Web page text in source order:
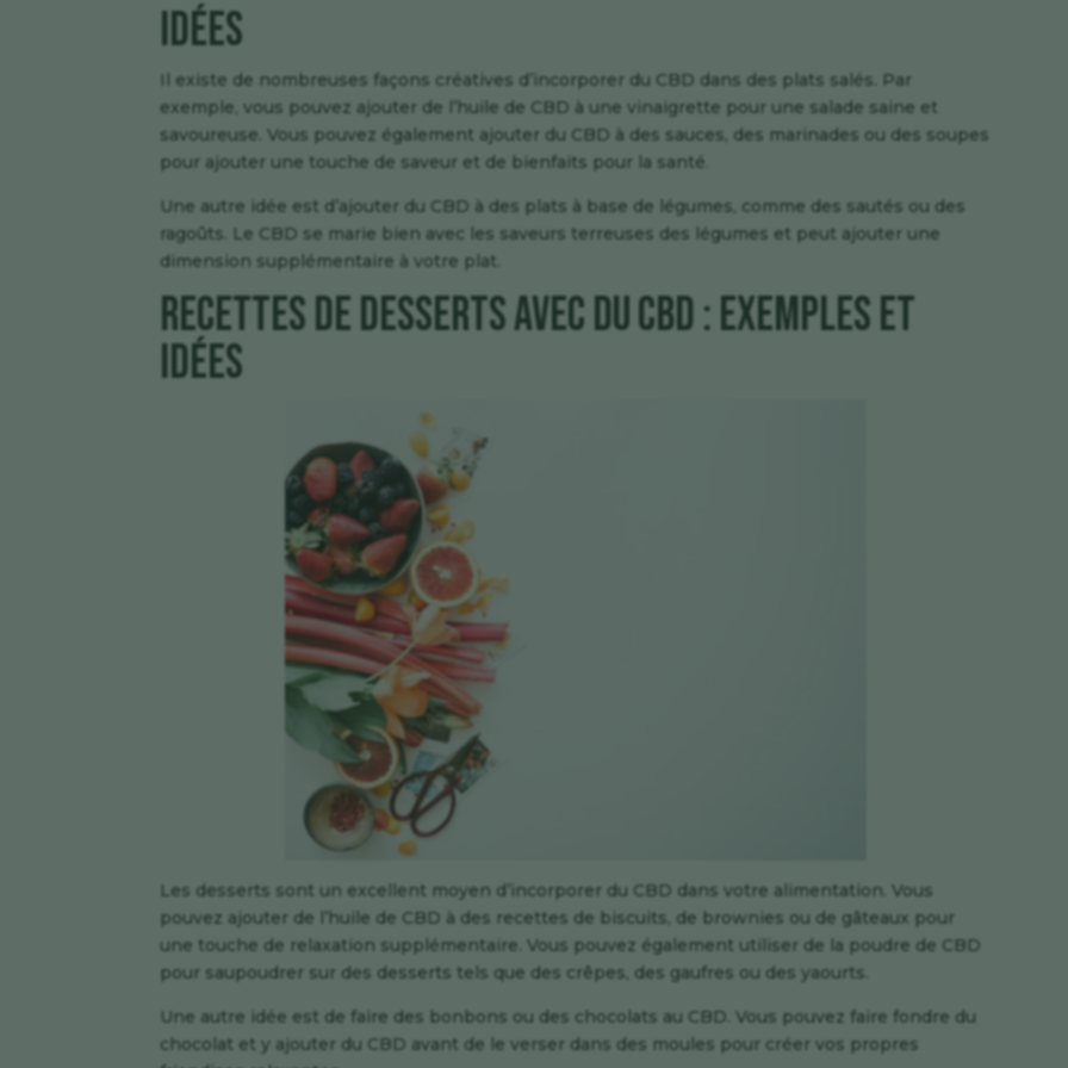
idées
Il existe de nombreuses façons créatives d’incorporer du CBD dans des plats salés. Par
exemple, vous pouvez ajouter de l’huile de CBD à une vinaigrette pour une salade saine et
savoureuse. Vous pouvez également ajouter du CBD à des sauces, des marinades ou des soupes
pour ajouter une touche de saveur et de bienfaits pour la santé.
Une autre idée est d’ajouter du CBD à des plats à base de légumes, comme des sautés ou des
ragoûts. Le CBD se marie bien avec les saveurs terreuses des légumes et peut ajouter une
dimension supplémentaire à votre plat.
Recettes de desserts avec du CBD : exemples et
idées
Les desserts sont un excellent moyen d’incorporer du CBD dans votre alimentation. Vous
pouvez ajouter de l’huile de CBD à des recettes de biscuits, de brownies ou de gâteaux pour
une touche de relaxation supplémentaire. Vous pouvez également utiliser de la poudre de CBD
pour saupoudrer sur des desserts tels que des crêpes, des gaufres ou des yaourts.
Une autre idée est de faire des bonbons ou des chocolats au CBD. Vous pouvez faire fondre du
chocolat et y ajouter du CBD avant de le verser dans des moules pour créer vos propres